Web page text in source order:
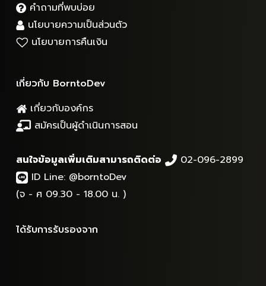
คำถามที่พบบ่อย
นโยบายความเป็นส่วนตัว
นโยบายการคืนเงิน
เกี่ยวกับ BorntoDev
เกี่ยวกับองค์กร
สมัครเป็นผู้ดำเนินการสอน
สนใจข้อมูลเพิ่มเติมสามารถติดต่อ
02-096-2899
ID Line: @borntoDev
(จ - ศ 09.30 - 18.00 น. )
ได้รับการรับรองจาก